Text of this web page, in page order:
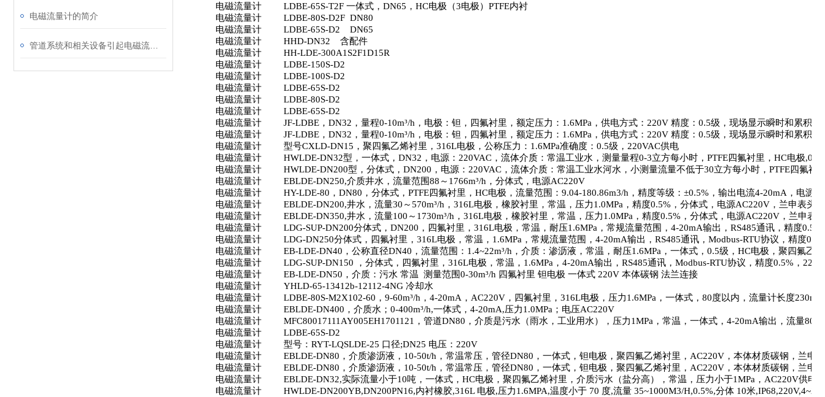
电磁流量计的简介
电磁流量计
LDBE-65S-T2F 一体式， DN65 ， HC电极（3电极） PTFE内衬
电磁流量计
LDBE-80S-D2F DN80
电磁流量计
LDBE-65S-D2
DN65
电磁流量计
HHD-DN32
含配件
电磁流量计
HH-LDE-300A1S2F1D15R
电磁流量计
LDBE-150S-D2
电磁流量计
LDBE-100S-D2
电磁流量计
LDBE-65S-D2
电磁流量计
LDBE-80S-D2
电磁流量计
LDBE-65S-D2
电磁流量计
JF-LDBE ， DN32 ，量程0-10m³/h ，电极：钽，四氟衬里，额定压力： 1.6MPa ，供电方式： 220V 精度： 0.5级，现场显示瞬时和累积流
电磁流量计
JF-LDBE ， DN32 ，量程0-10m³/h ，电极：钽，四氟衬里，额定压力： 1.6MPa ，供电方式： 220V 精度： 0.5级，现场显示瞬时和累积流
电磁流量计
型号CXLD-DN15 ，聚四氟乙烯衬里， 316L电极，公称压力： 1.6MPa准确度： 0.5级， 220VAC供电
电磁流量计
HWLDE-DN32型，一体式， DN32 ，电源： 220VAC ，流体介质：常温工业水，测量量程0-3立方每小时， PTFE四氟衬里， HC电极,0.5
电磁流量计
HWLDE-DN200型，分体式， DN200 ，电源： 220VAC ，流体介质：常温工业水河水，小测量流量不低于30立方每小时， PTFE四氟衬
电磁流量计
EBLDE-DN250,介质井水，流量范围88 ～ 1766m³/h ，分体式，电源AC220V
电磁流量计
HY-LDE-80 ， DN80 ，分体式， PTFE四氟衬里， HC电极，流量范围： 9.04-180.86m3/h ，精度等级：±0.5% ，输出电流4-20mA ，电源
电磁流量计
EBLDE-DN200,井水，流量30 ～570m³/h ， 316L电极，橡胶衬里，常温，压力1.0MPa ，精度0.5% ，分体式，电源AC220V ，兰申表头
电磁流量计
EBLDE-DN350,井水，流量100 ～ 1730m³/h ， 316L电极，橡胶衬里，常温，压力1.0MPa ，精度0.5% ，分体式，电源AC220V ，兰申表头
电磁流量计
LDG-SUP-DN200分体式， DN200 ，四氟衬里， 316L电极，常温，耐压1.6MPa ，常规流量范围， 4-20mA输出， RS485通讯，精度0.5%
电磁流量计
LDG-DN250分体式，四氟衬里， 316L电极，常温， 1.6MPa ，常规流量范围， 4-20mA输出， RS485通讯， Modbus-RTU协议，精度
电磁流量计
EB-LDE-DN40 ，公称直径DN40 ，流量范围： 1.4~22m³/h ，介质：渗沥液，常温，耐压1.6MPa ，一体式， 0.5级， HC电极，聚四氟乙
电磁流量计
LDG-SUP-DN150 ，分体式，四氟衬里， 316L电极，常温， 1.6MPa ， 4-20mA输出， RS485通讯， Modbus-RTU协议，精度0.5% ， 220V
电磁流量计
EB-LDE-DN50 ，介质：污水 常温 测量范围0-30m³/h 四氟衬里 钽电极 一体式 220V 本体碳钢 法兰连接
电磁流量计
YHLD-65-13412b-12112-4NG 冷却水
电磁流量计
LDBE-80S-M2X102-60 ， 9-60m³/h ， 4-20mA ， AC220V ，四氟衬里， 316L电极，压力1.6MPa ，一体式， 80度以内，流量计长度230mm
电磁流量计
EBLDE-DN400 ，介质水； 0-400m³/h,一体式， 4-20mA,压力1.0MPa ；电压AC220V
电磁流量计
MFC80017111AY005EH1701121 ，管道DN80 ，介质是污水（雨水，工业用水），压力1MPa ，常温，一体式， 4-20mA输出，流量80t/h
电磁流量计
LDBE-65S-D2
电磁流量计
型号： RYT-LQSLDE-25 口径;DN25 电压： 220V
电磁流量计
EBLDE-DN80 ，介质渗沥液， 10-50t/h ，常温常压，管径DN80 ，一体式，钽电极，聚四氟乙烯衬里， AC220V ，本体材质碳钢，兰申
电磁流量计
EBLDE-DN80 ，介质渗沥液， 10-50t/h ，常温常压，管径DN80 ，一体式，钽电极，聚四氟乙烯衬里， AC220V ，本体材质碳钢，兰申
电磁流量计
EBLDE-DN32,实际流量小于10吨，一体式， HC电极，聚四氟乙烯衬里，介质污水（盐分高），常温，压力小于1MPa ， AC220V供电
电磁流量计
HWLDE-DN200YB,DN200PN16,内衬橡胶,316L 电极,压力1.6MPA,温度小于 70 度,流量 35~1000M3/H,0.5%,分体 10米